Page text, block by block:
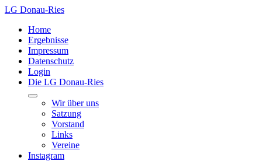
LG Donau-Ries
Home
Ergebnisse
Impressum
Datenschutz
Login
Die LG Donau-Ries
Wir über uns
Satzung
Vorstand
Links
Vereine
Instagram